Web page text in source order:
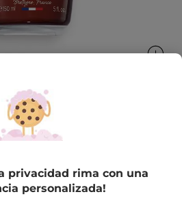
Botánico
150 ml
(768)INCLUIR UNA RESEÑA
privacidad rima con una
personalizada!